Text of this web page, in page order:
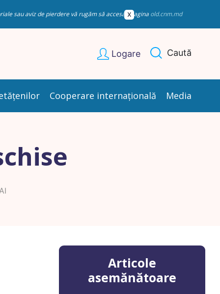
sau aviz de pierdere vă rugăm să accesați pagina old.cnm.md
Logare Caută
Cooperare internațională Media
Articole
asemănătoare